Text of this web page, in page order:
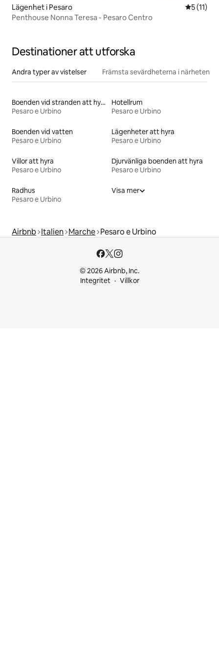
Lägenhet i Pesaro 5 av 5 i
5 (11)
Penthouse Nonna Teresa - Pesaro Centro
Destinationer att utforska
Andra typer av vistelser Främsta sevärdheterna i närheten
Boenden vid stranden att hyra
Pesaro e Urbino
Hotellrum
Pesaro e Urbino
Boenden vid vatten
Pesaro e Urbino
Lägenheter att hyra
Pesaro e Urbino
Villor att hyra
Pesaro e Urbino
Djurvänliga boenden att hyra
Pesaro e Urbino
Radhus
Pesaro e Urbino
Visa mer
Airbnb Italien Marche Pesaro e Urbino
© 2026 Airbnb, Inc.
Integritet
Villkor